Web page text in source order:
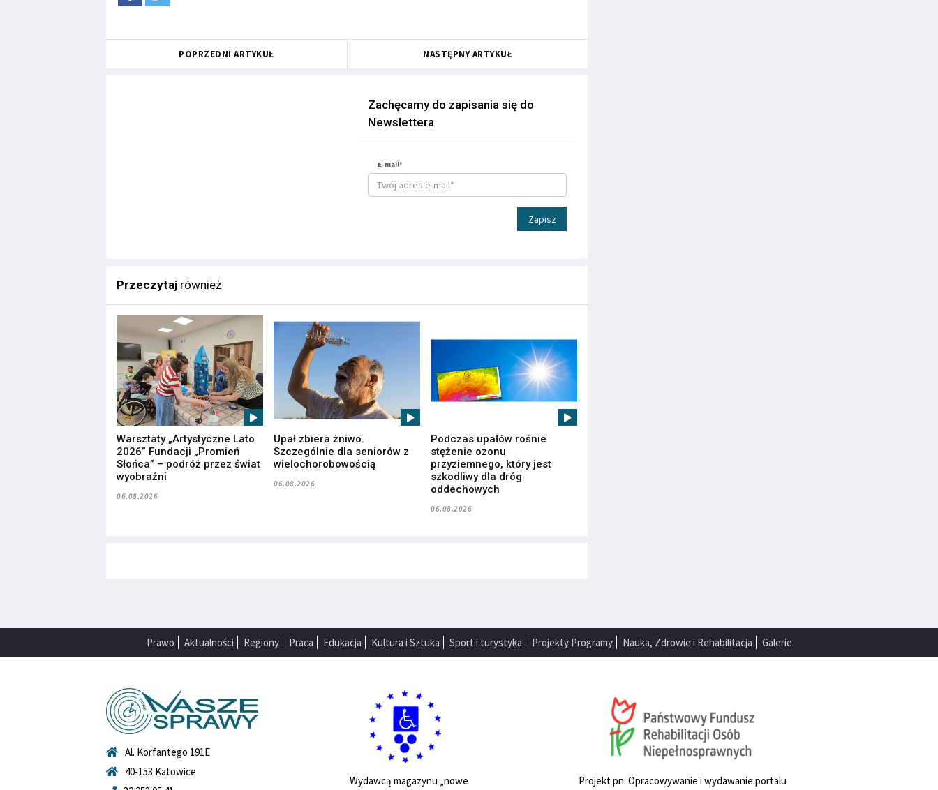
POPRZEDNI ARTYKUŁ NASTĘPNY ARTYKUŁ
Zachęcamy do zapisania się do
Newslettera
E-mail*
Zapisz
Przeczytaj również
Warsztaty „Artystyczne Lato
2026” Fundacji „Promień
Słońca” – podróż przez świat
wyobraźni
06.08.2026
Upał zbiera żniwo.
Szczególnie dla seniorów z
wielochorobowością
06.08.2026
Podczas upałów rośnie
stężenie ozonu
przyziemnego, który jest
szkodliwy dla dróg
oddechowych
06.08.2026
Prawo Aktualności Regiony Praca Edukacja Kultura i Sztuka Sport i turystyka Projekty Programy Nauka, Zdrowie i Rehabilitacja Galerie
Al. Korfantego 191E
40-153 Katowice
Wydawcą magazynu „nowe
Projekt pn. Opracowywanie i wydawanie portalu